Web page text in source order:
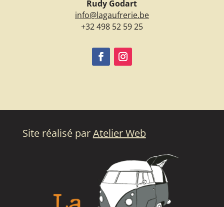
Rudy Godart
info@lagaufrerie.be
+32 498 52 59 25
Site réalisé parAtelier Web